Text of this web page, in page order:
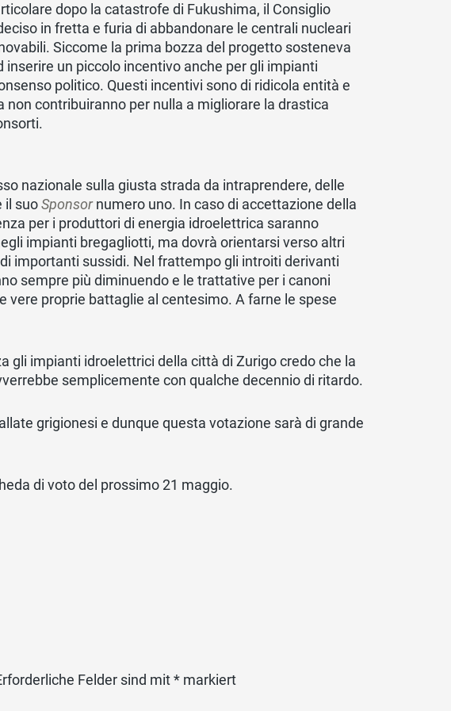
dopo la catastrofe di Fukushima, il Consiglio
in fretta e furia di abbandonare le centrali nucleari
Siccome la prima bozza del progetto sosteneva
un piccolo incentivo anche per gli impianti
politico. Questi incentivi sono di ridicola entità e
non contribuiranno per nulla a migliorare la drastica
nazionale sulla giusta strada da intraprendere, delle
il suoSponsornumero uno. In caso di accettazione della
per i produttori di energia idroelettrica saranno
impianti bregagliotti, ma dovrà orientarsi verso altri
importanti sussidi. Nel frattempo gli introiti derivanti
sempre più diminuendo e le trattative per i canoni
vere proprie battaglie al centesimo. A farne le spese
gli impianti idroelettrici della città di Zurigo credo che la
semplicemente con qualche decennio di ritardo.
grigionesi e dunque questa votazione sarà di grande
di voto del prossimo 21 maggio.
Felder sind mit* markiert